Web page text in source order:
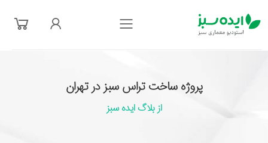
فهرست
پروژه ساخت تراس سبز در تهران
از بلاگ ایده سبز